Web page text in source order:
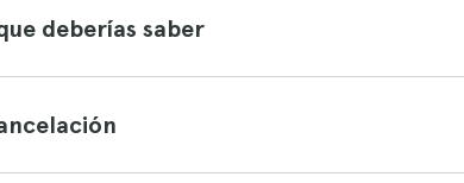
deberías saber